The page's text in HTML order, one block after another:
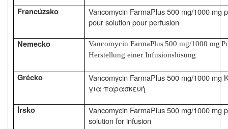
Francúzsko Vancomycin FarmaPlus500 mg/1000 mg
pour solution pour perfusion
Nemecko Vancomycin FarmaPlus 500 mg/1000 mg
Herstellung einer Infusionslösung
Grécko Vancomycin FarmaPlus500 mg/1000 mg
για παρασκευή
Írsko Vancomycin FarmaPlus500 mg/1000 mg
solution for infusion